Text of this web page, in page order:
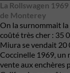
La Rollswagen
de Monterey
On la surnommait
coûté très cher : 35
Miura se vendait 20
Coccinelle 1969, un
vente aux enchères